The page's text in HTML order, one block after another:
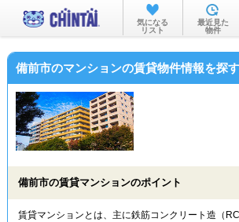
お部屋を探す
沿線・駅から
物件特集から
気になる
リスト
最近見た
物件
備前市のマンションの賃貸物件情報を探す
備前市の賃貸マンションのポイント
賃貸マンションとは、主に鉄筋コンクリート造（